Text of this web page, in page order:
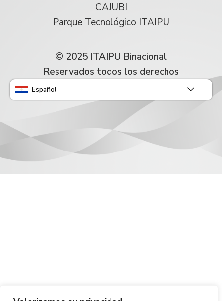
CAJUBI
Parque Tecnológico ITAIPU
© 2025 ITAIPU Binacional
Reservados todos los derechos
Español